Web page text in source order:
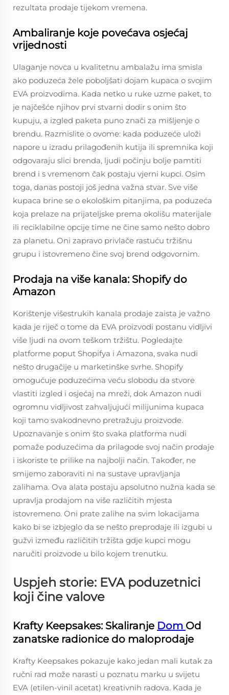
rezultata prodaje tijekom vremena.
Ambaliranje koje povećava osjećaj
vrijednosti
Ulaganje novca u kvalitetnu ambalažu ima smisla
ako poduzeća žele poboljšati dojam kupaca o svojim
EVA proizvodima. Kada netko u ruke uzme paket, to
je najčešće njihov prvi stvarni dodir s onim što
kupuju, a izgled paketa puno znači za mišljenje o
brendu. Razmislite o ovome: kada poduzeće uloži
napore u izradu prilagođenih kutija ili spremnika koji
odgovaraju slici brenda, ljudi počinju bolje pamtiti
brend i s vremenom čak postaju vjerni kupci. Osim
toga, danas postoji još jedna važna stvar. Sve više
kupaca brine se o ekološkim pitanjima, pa poduzeća
koja prelaze na prijateljske prema okolišu materijale
ili reciklabilne opcije time ne čine samo nešto dobro
za planetu. Oni zapravo privlače rastuću tržišnu
grupu i istovremeno čine svoj brend odgovornim.
Prodaja na više kanala: Shopify do
Amazon
Korištenje višestrukih kanala prodaje zaista je važno
kada je riječ o tome da EVA proizvodi postanu vidljivi
više ljudi na ovom teškom tržištu. Pogledajte
platforme poput Shopifya i Amazona, svaka nudi
nešto drugačije u marketinške svrhe. Shopify
omogućuje poduzećima veću slobodu da stvore
vlastiti izgled i osjećaj na mreži, dok Amazon nudi
ogromnu vidljivost zahvaljujući milijunima kupaca
koji tamo svakodnevno pretražuju proizvode.
Upoznavanje s onim što svaka platforma nudi
pomaže poduzećima da prilagode svoj način prodaje
i iskoriste te prilike na najbolji način. Također, ne
smijemo zaboraviti ni na sustave upravljanja
zalihama. Ova alata postaju apsolutno nužna kada se
upravlja prodajom na više različitih mjesta
istovremeno. Oni prate zalihe na svim lokacijama
kako bi se izbjeglo da se nešto preprodaje ili izgubi u
gužvi između različitih tržišta gdje kupci mogu
naručiti proizvode u bilo kojem trenutku.
Uspjeh storie: EVA poduzetnici
koji čine valove
Krafty Keepsakes: Skaliranje Dom Od
zanatske radionice do maloprodaje
Krafty Keepsakes pokazuje kako jedan mali kutak za
ručni rad može narasti u poznatu marku u svijetu
EVA (etilen-vinil acetat) kreativnih radova. Kada je